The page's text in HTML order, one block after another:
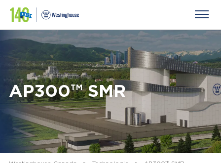
AP300™ SMR